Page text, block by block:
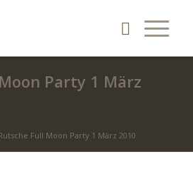
Party 1 März
Full Moon Party 1 März 2010